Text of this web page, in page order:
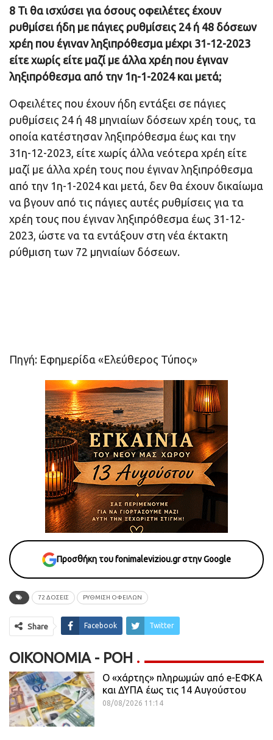
8 Τι θα ισχύσει για όσους οφειλέτες έχουν
ρυθμίσει ήδη με πάγιες ρυθμίσεις 24 ή 48 δόσεων
χρέη που έγιναν ληξιπρόθεσμα μέχρι 31-12-2023
είτε χωρίς είτε μαζί με άλλα χρέη που έγιναν
ληξιπρόθεσμα από την 1η-1-2024 και μετά;
Οφειλέτες που έχουν ήδη εντάξει σε πάγιες
ρυθμίσεις 24 ή 48 μηνιαίων δόσεων χρέη τους, τα
οποία κατέστησαν ληξιπρόθεσμα έως και την
31η-12-2023, είτε χωρίς άλλα νεότερα χρέη είτε
μαζί με άλλα χρέη τους που έγιναν ληξιπρόθεσμα
από την 1η-1-2024 και μετά, δεν θα έχουν δικαίωμα
να βγουν από τις πάγιες αυτές ρυθμίσεις για τα
χρέη τους που έγιναν ληξιπρόθεσμα έως 31-12-
2023, ώστε να τα εντάξουν στη νέα έκτακτη
ρύθμιση των 72 μηνιαίων δόσεων.
Πηγή: Εφημερίδα «Ελεύθερος Τύπος»
Προσθήκη του fonimaleviziou.gr στην Google
72 ΔΟΣΕΙΣ ΡΥΘΜΙΣΗ ΟΦΕΙΛΩΝ
Share Facebook Twitter
ΟΙΚΟΝΟΜΊΑ - ΡΟΗ
Ο «χάρτης» πληρωμών από e-ΕΦΚΑ
και ΔΥΠΑ έως τις 14 Αυγούστου
08/08/2026 11:14